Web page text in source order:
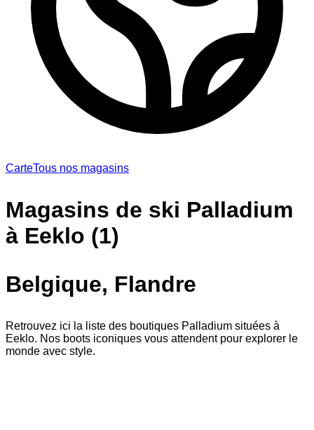
CarteTous nos magasins
Magasins de ski Palladium
à Eeklo (1)
Belgique, Flandre
Retrouvez ici la liste des boutiques Palladium situées à
Eeklo. Nos boots iconiques vous attendent pour explorer le
monde avec style.